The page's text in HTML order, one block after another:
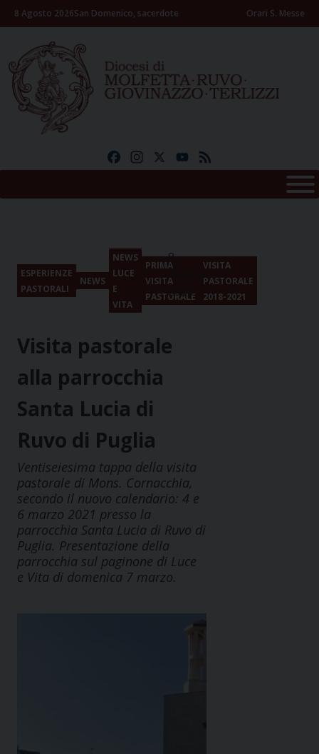
Skip8 Agosto 2026San Domenico, sacerdote Orari S. Messe
FacebookInstagramYouTube
ESPERIENZE
PASTORALI
NEWS
NEWS
LUCE
E
VITA
PRIMA
VISITA
PASTORALE
VISITA
PASTORALE
2018-2021
8
Agosto
2026
Visita pastorale
alla parrocchia
Santa Lucia di
Ruvo di Puglia
Ventiseiesima tappa della visita
pastorale di Mons. Cornacchia,
secondo il nuovo calendario: 4 e
6 marzo 2021 presso la
parrocchia Santa Lucia di Ruvo di
Puglia. Presentazione della
parrocchia sul paginone di Luce
e Vita di domenica 7 marzo.